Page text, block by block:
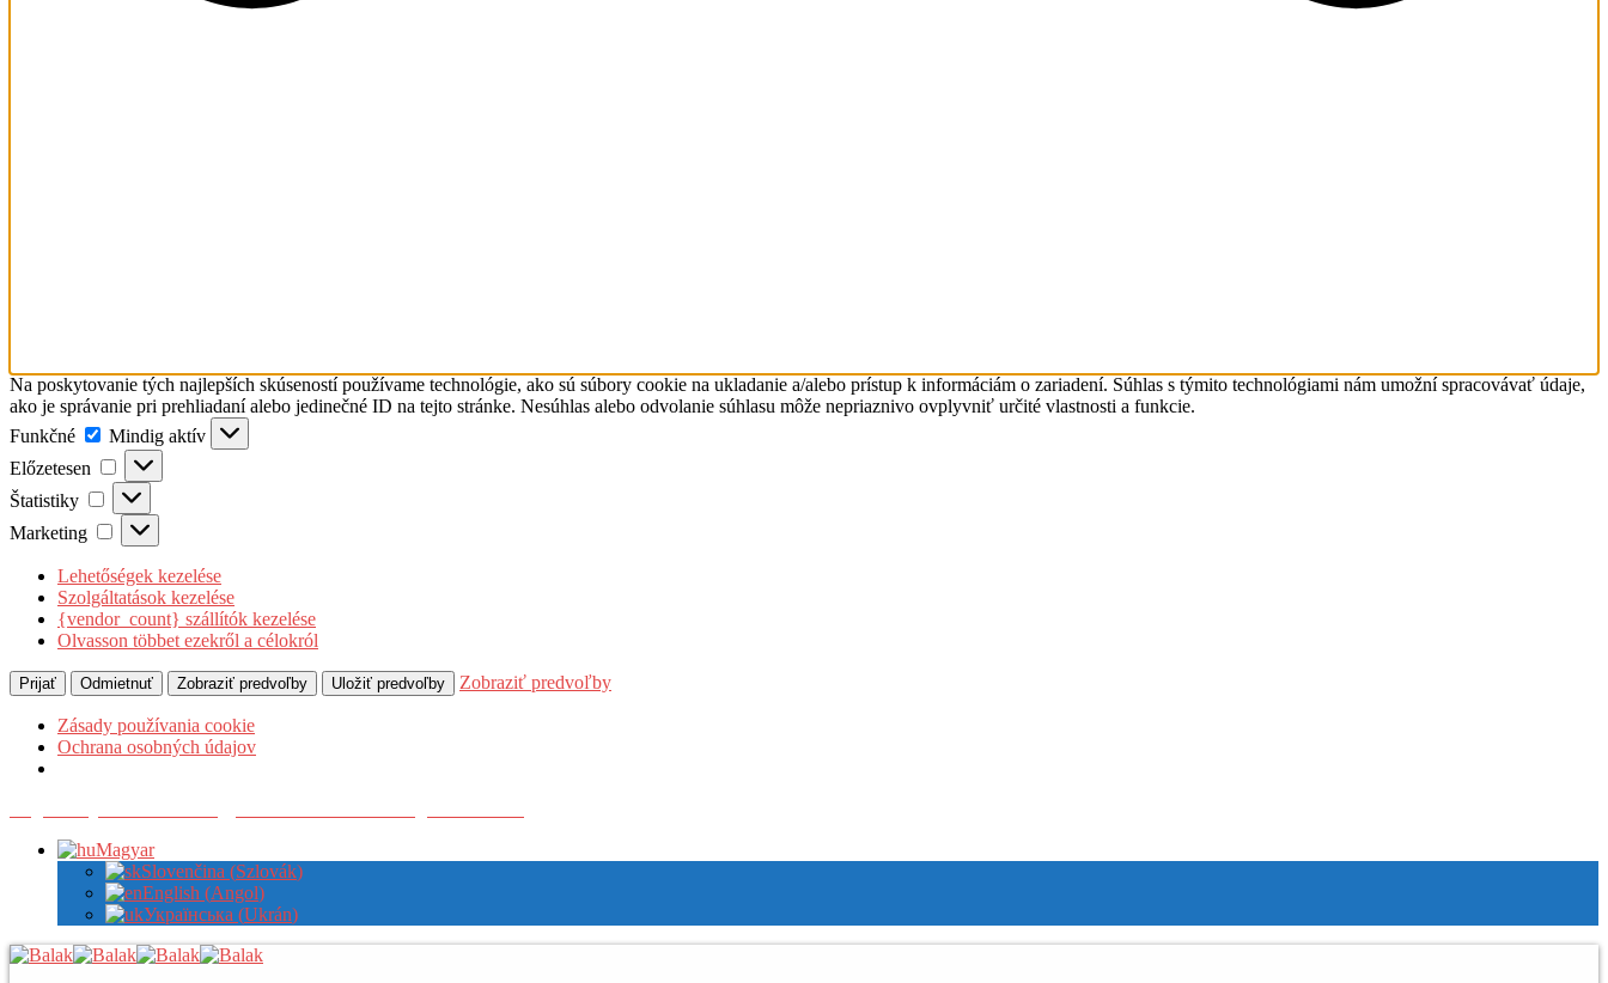
Na poskytovanie tých najlepších skúseností používame technológie, ako sú súbory cookie na ukladanie a/alebo prístup k informáciám o zariadení. Súhlas s týmito technológiami nám umožní spracovávať údaje,
ako je správanie pri prehliadaní alebo jedinečné ID na tejto stránke. Nesúhlas alebo odvolanie súhlasu môže nepriaznivo ovplyvniť určité vlastnosti a funkcie.
Funkčné
Funkčné
Mindig aktív
Előzetesen
Előzetesen
Štatistiky Štatistiky
Marketing Marketing
Lehetőségek kezelése
Szolgáltatások kezelése
{vendor_count} szállítók kezelése
Olvasson többet ezekről a célokról
Prijať Odmietnuť Zobraziť predvoľby Uložiť predvoľby Zobraziť predvoľby
Zásady používania cookie
Ochrana osobných údajov
Magyar
Slovenčina (Szlovák)
English (Angol)
Українська (Ukrán)